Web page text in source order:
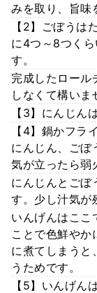
みを取り、旨味
【2】ごぼうは
に4つ～8つく
す。
完成したロール
しなくて構いま
【3】にんじん
【4】鍋かフラ
にんじん、ごぼ
気が立ったら弱
にんじんとごぼ
す。少し汁気が
いんげんはここ
ことで色鮮やか
に煮てしまうと
うためです。
【5】いんげん